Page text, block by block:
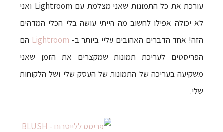
עורכת את כל התמונות שאני מצלמת עם Lightroom ואני
לא יכולה אפילו לחשוב מה הייתי עושה בלי הכלי המדהים
הזה! אחד הדברים האהובים עליי ביותר ב- Lightroom הם
הפריסטים לעריכת תמונות שמקצרים את הזמן שאני
משקיעה בעריכה של התמונות של העסק שלי ושל הלקוחות
שלי.